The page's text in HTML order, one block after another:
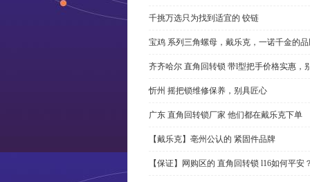
千挑万选只为找到适宜的 铰链
宝鸡 系列三角螺母，戴乐克，一诺千金的
齐齐哈尔 直角回转锁 带l型把手价格实惠，
忻州 摇把锁维修保养，别具匠心
广东 直角回转锁厂家 他们都在戴乐克下单
【戴乐克】亳州公认的 紧固件品牌
【保证】网购区的 直角回转锁 l16如何平安